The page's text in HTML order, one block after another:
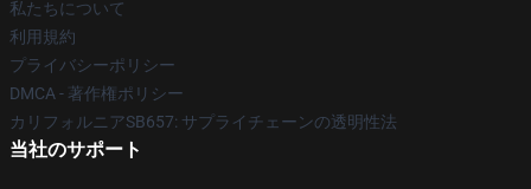
私たちについて
利用規約
プライバシーポリシー
DMCA - 著作権ポリシー
カリフォルニアSB657: サプライチェーンの透明性法
当社のサポート